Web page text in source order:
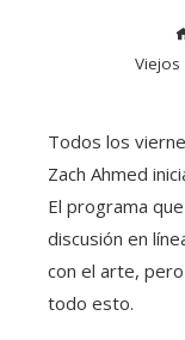
Todos los
Zach Ahmed
El programa
discusión en
con el arte,
todo esto.